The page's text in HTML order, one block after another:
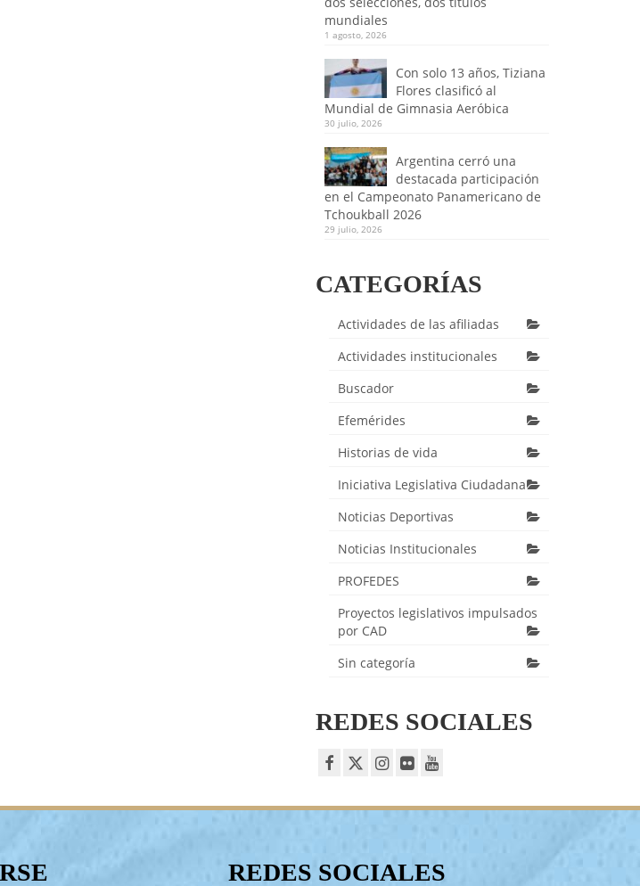
mundiales
1 agosto, 2026
Con solo 13 años, Tiziana
Flores clasificó al
Mundial de Gimnasia Aeróbica
30 julio, 2026
Argentina cerró una
destacada participación
en el Campeonato Panamericano de
Tchoukball 2026
29 julio, 2026
CATEGORÍAS
Actividades de las afiliadas
Actividades institucionales
Buscador
Efemérides
Historias de vida
Iniciativa Legislativa Ciudadana
Noticias Deportivas
Noticias Institucionales
PROFEDES
Proyectos legislativos impulsados
por CAD
Sin categoría
REDES SOCIALES
REDES SOCIALES